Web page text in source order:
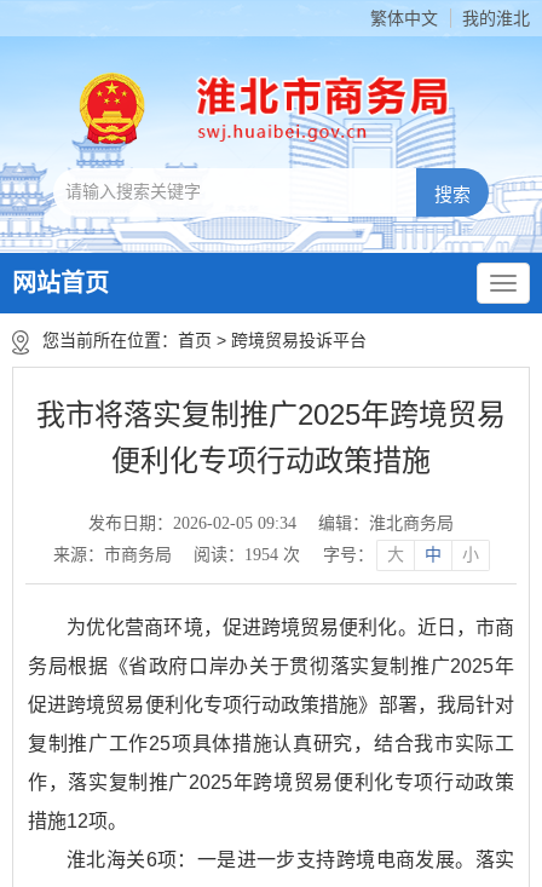
繁体中文 我的淮北
网站首页
您当前所在位置： 首页 > 跨境贸易投诉平台
我市将落实复制推广2025年跨境贸易
便利化专项行动政策措施
发布日期：2026-02-05 09:34
编辑：淮北商务局
来源：市商务局
阅读： 1954次 字号： 大 中 小
为优化营商环境，促进跨境贸易便利化。近日，市商
务局根据《省政府口岸办关于贯彻落实复制推广2025年
促进跨境贸易便利化专项行动政策措施》部署，我局针对
复制推广工作25项具体措施认真研究，结合我市实际工
作，落实复制推广2025年跨境贸易便利化专项行动政策
措施12项。
淮北海关6项：一是进一步支持跨境电商发展。落实